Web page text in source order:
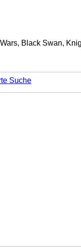
Black Swan,
Suche